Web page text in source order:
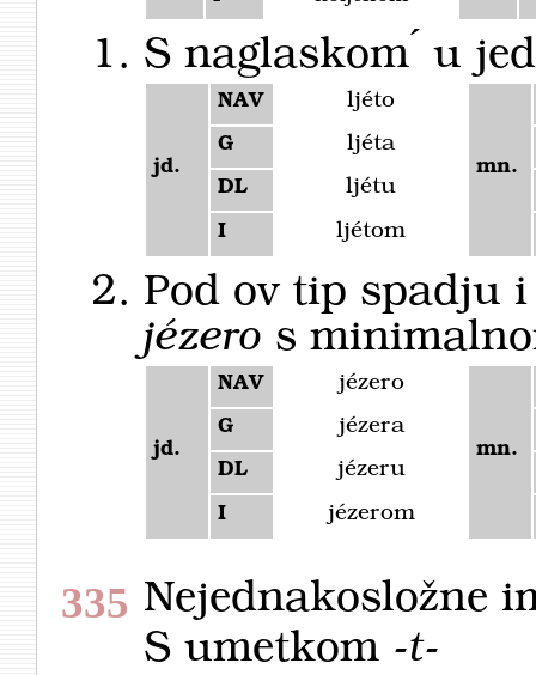
S naglaskom ́ u
jd.
NAV ljéto
mn.
G ljéta
DL ljétu
I ljétom
Pod ov tip spadju
jézero s
jd.
NAV jézero
mn.
G jézera
DL jézeru
I jézerom
335 Nejednakosložne
S umetkom -t-